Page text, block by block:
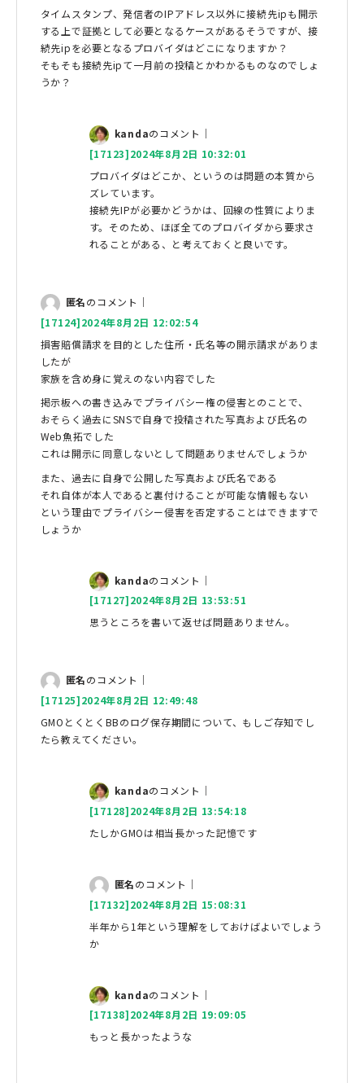
タイムスタンプ、発信者のIPアドレス以外に接続先ipも開示
する上で証拠として必要となるケースがあるそうですが、接
続先ipを必要となるプロバイダはどこになりますか？
そもそも接続先ipて一月前の投稿とかわかるものなのでしょ
うか？
kandaのコメント｜
[17123]2024年8月2日 10:32:01
プロバイダはどこか、というのは問題の本質から
ズレています。
接続先IPが必要かどうかは、回線の性質によりま
す。そのため、ほぼ全てのプロバイダから要求さ
れることがある、と考えておくと良いです。
匿名のコメント｜
[17124]2024年8月2日 12:02:54
損害賠償請求を目的とした住所・氏名等の開示請求がありま
したが
家族を含め身に覚えのない内容でした
掲示板への書き込みでプライバシー権の侵害とのことで、
おそらく過去にSNSで自身で投稿された写真および氏名の
Web魚拓でした
これは開示に同意しないとして問題ありませんでしょうか
また、過去に自身で公開した写真および氏名である
それ自体が本人であると裏付けることが可能な情報もない
という理由でプライバシー侵害を否定することはできますで
しょうか
kandaのコメント｜
[17127]2024年8月2日 13:53:51
思うところを書いて返せば問題ありません。
匿名のコメント｜
[17125]2024年8月2日 12:49:48
GMOとくとくBBのログ保存期間について、もしご存知でし
たら教えてください。
kandaのコメント｜
[17128]2024年8月2日 13:54:18
たしかGMOは相当長かった記憶です
匿名のコメント｜
[17132]2024年8月2日 15:08:31
半年から1年という理解をしておけばよいでしょう
か
kandaのコメント｜
[17138]2024年8月2日 19:09:05
もっと長かったような